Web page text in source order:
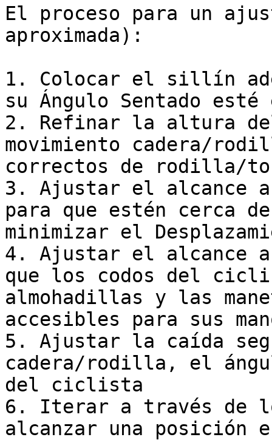
El proceso para un
aproximada):
1. Colocar el sillín
su Ángulo Sentado
2. Refinar la altura
movimiento cadera/
correctos de rodilla/
3. Ajustar el alcance
para que estén cerca
minimizar el
4. Ajustar el alcance a
que los codos del
almohadillas y las
accesibles para sus
5. Ajustar la caída
cadera/rodilla, el
del ciclista
6. Iterar a través de
alcanzar una posición